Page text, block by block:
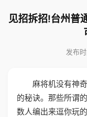
见招拆招!台州普
发布
麻将机没有神
的秘诀。那些所谓
数人编出来逗你玩